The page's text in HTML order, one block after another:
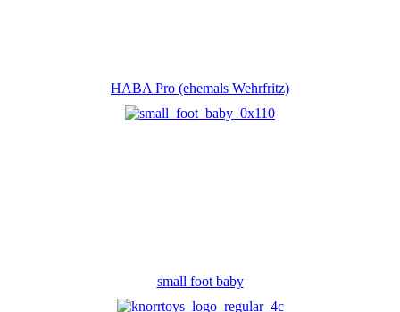
HABA Pro (ehemals Wehrfritz)
small foot baby